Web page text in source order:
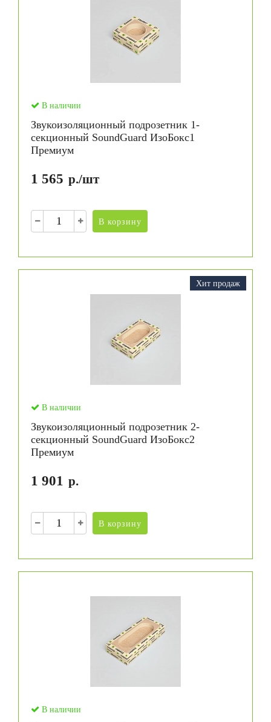
В наличии
Звукоизоляционный подрозетник 1-
секционный SoundGuard ИзоБокс1
Премиум
1 565 р./шт
В корзину
Хит продаж
В наличии
Звукоизоляционный подрозетник 2-
секционный SoundGuard ИзоБокс2
Премиум
1 901 р.
В корзину
В наличии